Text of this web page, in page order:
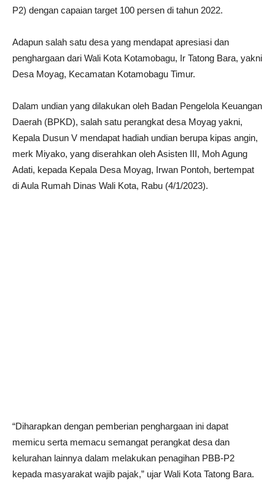
P2) dengan capaian target 100 persen di tahun 2022.
Adapun salah satu desa yang mendapat apresiasi dan
penghargaan dari Wali Kota Kotamobagu, Ir Tatong Bara, yakni
Desa Moyag, Kecamatan Kotamobagu Timur.
Dalam undian yang dilakukan oleh Badan Pengelola Keuangan
Daerah (BPKD), salah satu perangkat desa Moyag yakni,
Kepala Dusun V mendapat hadiah undian berupa kipas angin,
merk Miyako, yang diserahkan oleh Asisten III, Moh Agung
Adati, kepada Kepala Desa Moyag, Irwan Pontoh, bertempat
di Aula Rumah Dinas Wali Kota, Rabu (4/1/2023).
“Diharapkan dengan pemberian penghargaan ini dapat
memicu serta memacu semangat perangkat desa dan
kelurahan lainnya dalam melakukan penagihan PBB-P2
kepada masyarakat wajib pajak,” ujar Wali Kota Tatong Bara.